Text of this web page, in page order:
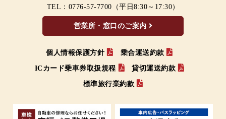
TEL： 0776-57-7700 （平日8:30～17:30）
営業所・窓口のご案内
個人情報保護方針 乗合運送約款
ICカード乗車券取扱規程 貸切運送約款
標準旅行業約款